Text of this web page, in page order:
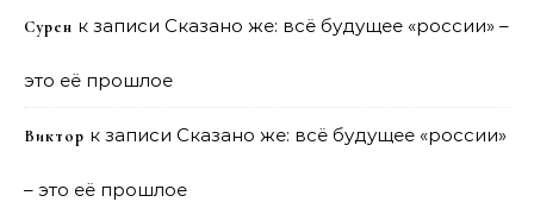
Сурен к записи Сказано же: всё будущее «россии» –
это её прошлое
Виктор к записи Сказано же: всё будущее «россии»
– это её прошлое